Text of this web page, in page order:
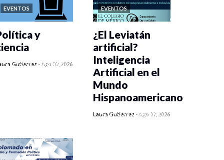
EVENTOS
0 veces compartido
y
Gutiérrez -Ago 07, 2026
EVENTOS
0 veces compartido
¿El Leviatán
artificial?
Inteligencia
Artificial en el
Mundo
Hispanoamericano
Laura Gutiérrez -Ago 07, 2026